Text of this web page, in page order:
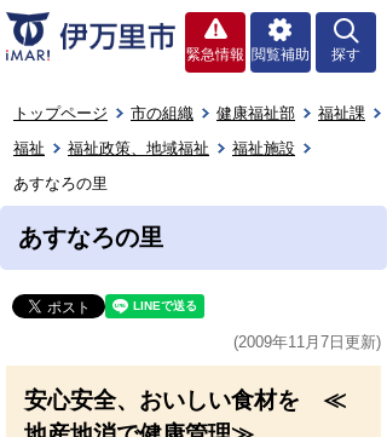
緊急情報 閲覧補助 探す
トップページ 市の組織 健康福祉部
福祉課
福祉
福祉政策、地域福祉
福祉施設
あすなろの里
あすなろの里
(2009年11月7日更新)
安心安全、おいしい食材を ≪